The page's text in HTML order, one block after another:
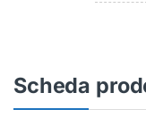
Scheda